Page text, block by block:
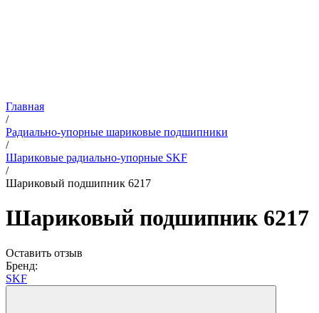
Главная
/
Радиально-упорные шариковые подшипники
/
Шариковые радиально-упорные SKF
/
Шариковый подшипник 6217
Шариковый подшипник 6217
Оставить отзыв
Бренд:
SKF